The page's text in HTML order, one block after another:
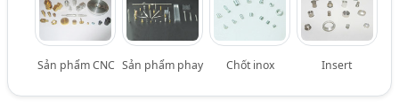
Sản phẩm CNC Sản phẩm phay Chốt inox Insert